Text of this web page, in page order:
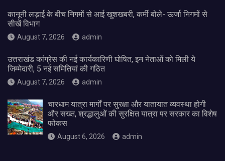
कानूनी लड़ाई के बीच निगमों से आई खुशखबरी, कर्मी बोले- ऊर्जा निगमों से
सीखें विभाग
August 7, 2026 admin
उत्तराखंड कांग्रेस की नई कार्यकारिणी घोषित, इन नेताओं को मिली ये
जिम्मेदारी, 5 नई समितियां की गठित
August 7, 2026 admin
चारधाम यात्रा मार्गों पर सुरक्षा और यातायात व्यवस्था होगी
और सख्त, श्रद्धालुओं की सुरक्षित यात्रा पर सरकार का विशेष
फोकस
August 6, 2026 admin